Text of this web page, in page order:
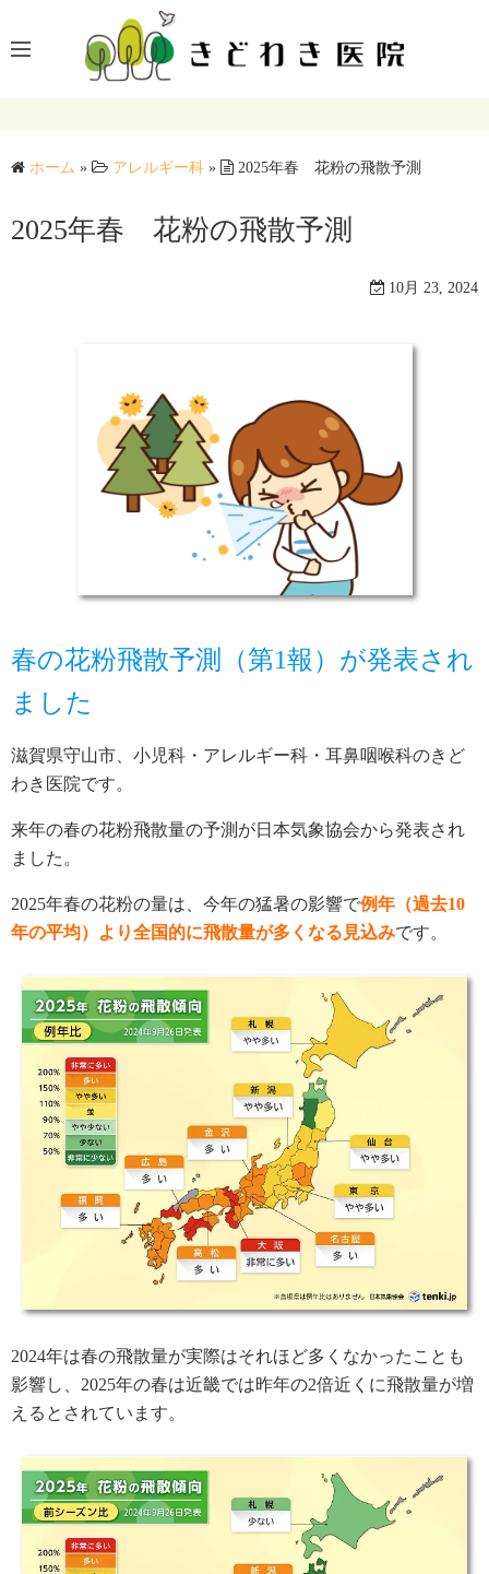
ン
ッ
ホーム » アレルギー科 » 2025年春 花粉の飛散予測
2025年春 花粉の飛散予測
10月 23, 2024
春の花粉飛散予測（第1報）が発表され
ました
滋賀県守山市、小児科・アレルギー科・耳鼻咽喉科のきど
わき医院です。
来年の春の花粉飛散量の予測が日本気象協会から発表され
ました。
2025年春の花粉の量は、今年の猛暑の影響で例年（過去10
年の平均）より全国的に飛散量が多くなる見込みです。
2024年は春の飛散量が実際はそれほど多くなかったことも
影響し、2025年の春は近畿では昨年の2倍近くに飛散量が増
えるとされています。